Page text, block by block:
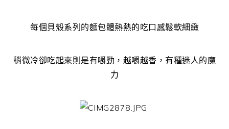
每個貝殼系列的麵包體熱熱的吃口感鬆軟細緻
稍微冷卻吃起來則是有嚼勁，越嚼越香，有種迷人的魔
力